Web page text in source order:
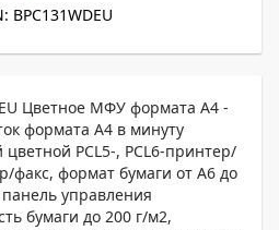
BPC131WDEU
Цветное МФУ формата A4 -
формата A4 в минуту
PCL5-, PCL6-принтер/
факс, формат бумаги от A6 до
управления
бумаги до 200 г/м2,